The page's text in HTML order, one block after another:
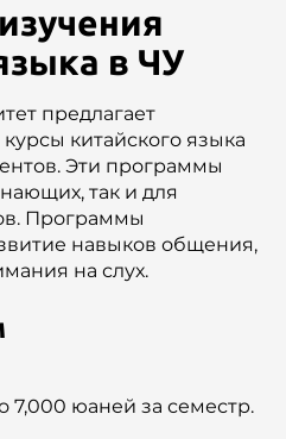
в ЧУ
предлагает
китайского языка
Эти программы
так и для
Программы
навыков общения,
на слух.
7,000 юаней за семестр.